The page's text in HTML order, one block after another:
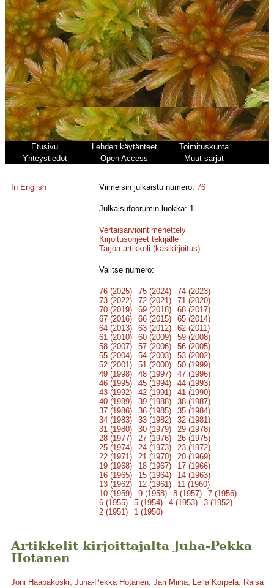
Etusivu Lehden käytänteet
Toimituskunta
Yhteystiedot
Open Access Muut sarjat
In English Viimeisin julkaistu numero:76
Julkaisufoorumin luokka: 1
Vertaisarviointimenettely
Kirjoitusohjeet tekijälle
Tarjoa artikkeli (käsikirjoitus)
Valitse numero:
76 (2025) 75 (2024)
74 (2023)
73 (2022)
72 (2021)
71 (2020)
70 (2019)
69 (2018)
68 (2017)
67 (2016)
66 (2015)
65 (2014)
64 (2013)
63 (2012)
62 (2011)
61 (2010)
60 (2009)
59 (2008)
58 (2007)
57 (2006)
56 (2005)
55 (2004)
54 (2003)
53 (2002)
52 (2001)
51 (2000)
50 (1999)
49 (1998)
48 (1997)
47 (1996)
46 (1995)
45 (1994)
44 (1993)
43 (1992)
42 (1991)
41 (1990)
40 (1989)
39 (1988)
38 (1987)
37 (1986)
36 (1985)
35 (1984)
34 (1983)
33 (1982)
32 (1981)
31 (1980)
30 (1979)
29 (1978)
28 (1977)
27 (1976)
26 (1975)
25 (1974)
24 (1973)
23 (1972)
22 (1971)
21 (1970)
20 (1969)
19 (1968)
18 (1967)
17 (1966)
16 (1965)
15 (1964)
14 (1963)
13 (1962)
12 (1961)
11 (1960)
10 (1959)
9 (1958) 8 (1957)
7 (1956)
6 (1955)
5 (1954) 4 (1953)
3 (1952)
2 (1951)
1 (1950)
Artikkelit kirjoittajalta Juha-Pekka
Hotanen
Joni Haapakoski, Juha-Pekka Hotanen, Jari Miina, Leila Korpela, Raisa